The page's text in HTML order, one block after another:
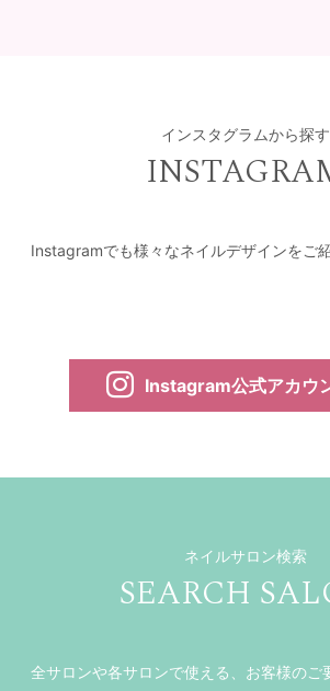
インスタグラムから探す
Instagramでも様々なネイルデザインをご
Instagram公式アカウ
ネイルサロン検索
SEARCH
全サロンや各サロンで使える、お客様のご